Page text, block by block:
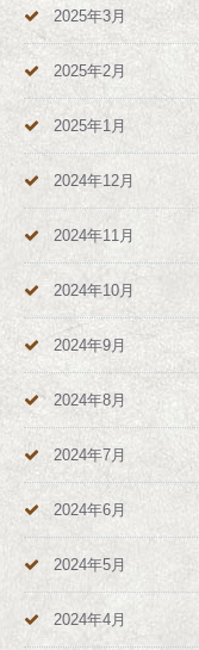
2025年3月
2025年2月
2025年1月
2024年12月
2024年11月
2024年10月
2024年9月
2024年8月
2024年7月
2024年6月
2024年5月
2024年4月